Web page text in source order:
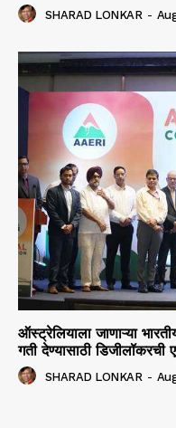
SHARAD LONKAR -
ऑस्ट्रेलियाला जाणाऱ्या
गती देण्यासाठी डिजीलॉकरची
SHARAD LONKAR -